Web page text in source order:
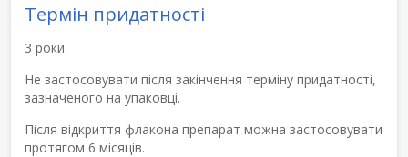
Термін придатності
3 роки.
Не застосовувати після закінчення терміну придатності,
зазначеного на упаковці.
Після відкриття флакона препарат можна застосовувати
протягом 6 місяців.